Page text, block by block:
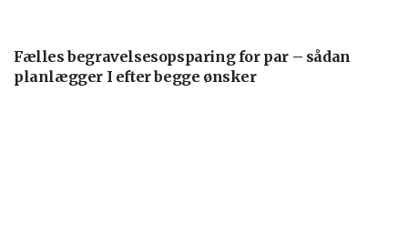
Fælles begravelsesopsparing for par – sådan
planlægger I efter begge ønsker